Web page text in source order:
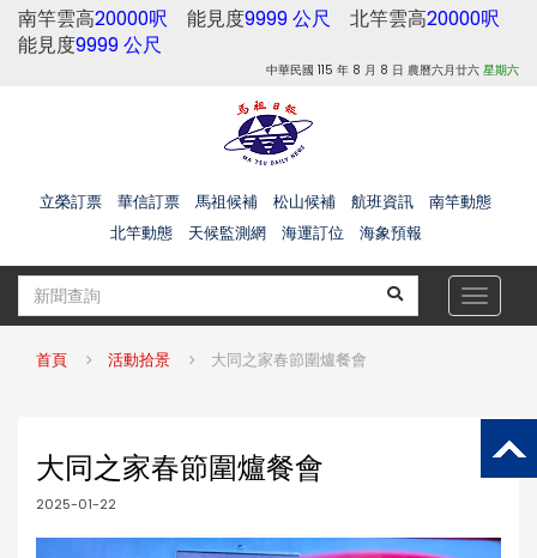
南竿雲高20000呎 能見度9999 公尺 北竿雲高20000呎
能見度9999 公尺
中華民國 115 年 8 月 8 日 農曆六月廿六 星期六
立榮訂票 華信訂票 馬祖候補 松山候補 航班資訊
南竿動態
北竿動態
天候監測網 海運訂位 海象預報
Toggle
首頁 活動拾景 大同之家春節圍爐餐會
大同之家春節圍爐餐會
2025-01-22